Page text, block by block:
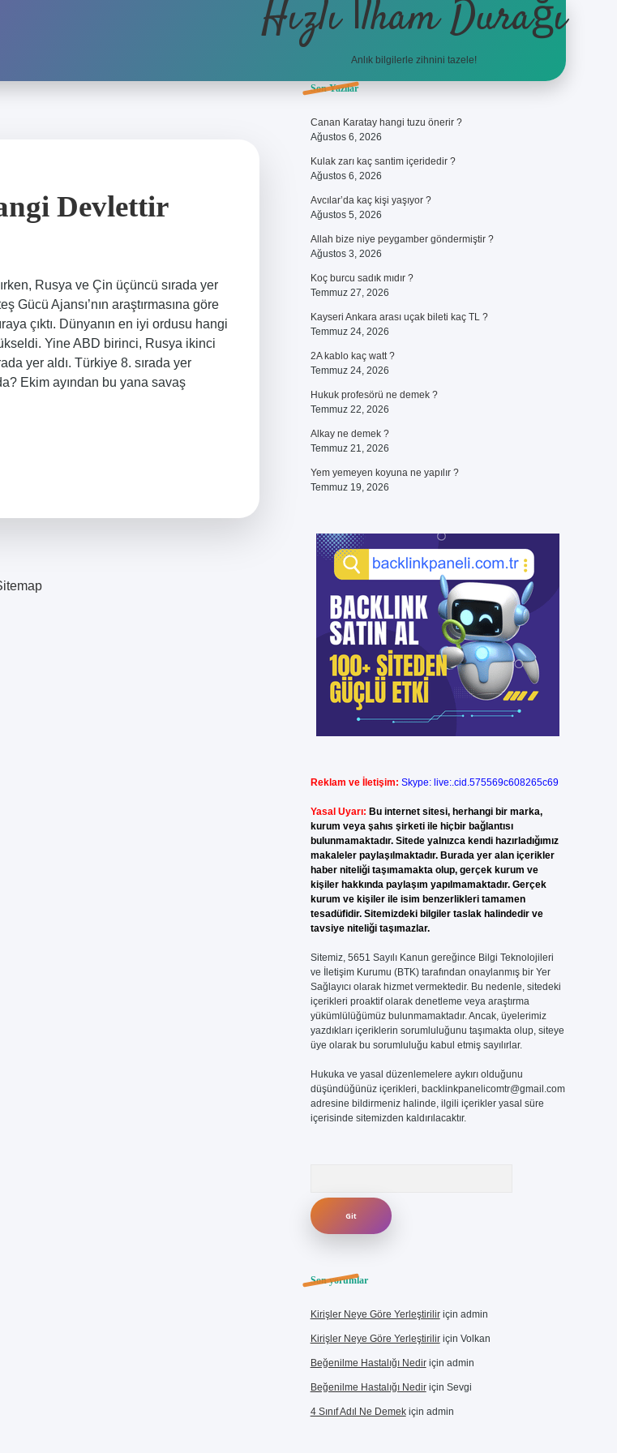
Hızlı İlham Durağı
Anlık bilgilerle zihnini tazele!
Devlettir
Rusya ve Çin üçüncü sırada yer
Gücü Ajansı’nın araştırmasına göre
çıktı. Dünyanın en iyi ordusu hangi
Yine ABD birinci, Rusya ikinci
yer aldı. Türkiye 8. sırada yer
Ekim ayından bu yana savaş
Sidebar
Son Yazılar
Canan Karatay hangi tuzu önerir ?
Ağustos 6, 2026
Kulak zarı kaç santim içeridedir ?
Ağustos 6, 2026
Avcılar’da kaç kişi yaşıyor ?
Ağustos 5, 2026
Allah bize niye peygamber göndermiştir ?
Ağustos 3, 2026
Koç burcu sadık mıdır ?
Temmuz 27, 2026
Kayseri Ankara arası uçak bileti kaç TL ?
Temmuz 24, 2026
2A kablo kaç watt ?
Temmuz 24, 2026
Hukuk profesörü ne demek ?
Temmuz 22, 2026
Alkay ne demek ?
Temmuz 21, 2026
Yem yemeyen koyuna ne yapılır ?
Temmuz 19, 2026
Reklam ve İletişim: Skype: live:.cid.575569c608265c69
Yasal Uyarı: Bu internet sitesi, herhangi bir marka,
kurum veya şahıs şirketi ile hiçbir bağlantısı
bulunmamaktadır. Sitede yalnızca kendi hazırladığımız
makaleler paylaşılmaktadır. Burada yer alan içerikler
haber niteliği taşımamakta olup, gerçek kurum ve
kişiler hakkında paylaşım yapılmamaktadır. Gerçek
kurum ve kişiler ile isim benzerlikleri tamamen
tesadüfidir. Sitemizdeki bilgiler taslak halindedir ve
tavsiye niteliği taşımazlar.
Sitemiz, 5651 Sayılı Kanun gereğince Bilgi Teknolojileri
ve İletişim Kurumu (BTK) tarafından onaylanmış bir Yer
Sağlayıcı olarak hizmet vermektedir. Bu nedenle, sitedeki
içerikleri proaktif olarak denetleme veya araştırma
yükümlülüğümüz bulunmamaktadır. Ancak, üyelerimiz
yazdıkları içeriklerin sorumluluğunu taşımakta olup, siteye
üye olarak bu sorumluluğu kabul etmiş sayılırlar.
Hukuka ve yasal düzenlemelere aykırı olduğunu
düşündüğünüz içerikleri, backlinkpanelicomtr@gmail.com
adresine bildirmeniz halinde, ilgili içerikler yasal süre
içerisinde sitemizden kaldırılacaktır.
Son yorumlar
Kirişler Neye Göre Yerleştiriliriçin admin
Kirişler Neye Göre Yerleştiriliriçin Volkan
Beğenilme Hastalığı Nediriçin admin
Beğenilme Hastalığı Nediriçin Sevgi
4 Sınıf Adıl Ne Demekiçin admin